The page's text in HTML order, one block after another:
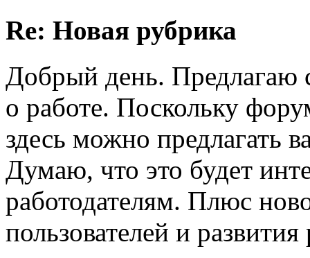
Re: Новая рубрика
Добрый день. Предлагаю
о работе. Поскольку
здесь можно предлагать
Думаю, что это будет
работодателям. Плюс
пользователей и